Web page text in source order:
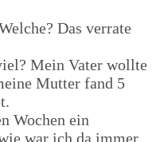
Das verrate
Mein Vater wollte
Mutter fand 5
Wochen ein
war ich da immer